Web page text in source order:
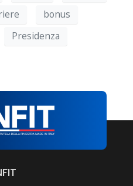
bonus
Presidenza